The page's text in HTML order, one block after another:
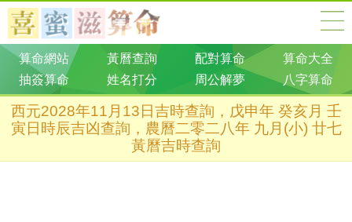
算命網站 黃曆查詢 配對算命
算命大全
抽簽算命
姓名打分 周公解夢 八字算命
西元2028年11月13日吉時查詢，戊申年 癸亥月 壬
寅日時辰吉凶查詢，農曆二零二八年 九月(小) 廿七
黃曆吉時查詢